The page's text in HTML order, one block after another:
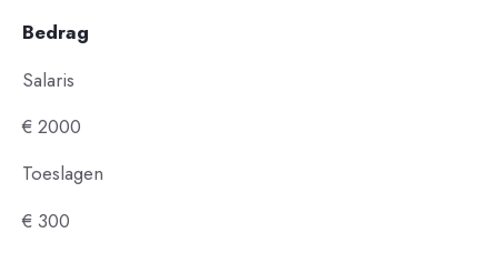
Bedrag
Salaris
€ 2000
Toeslagen
€ 300